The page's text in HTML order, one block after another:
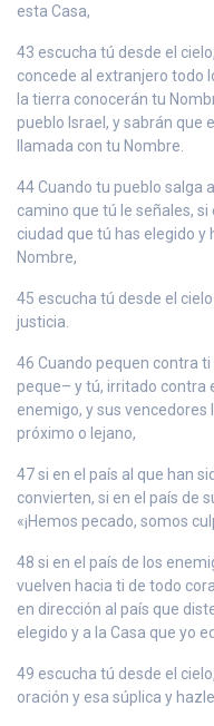
esta Casa,
43 escucha tú desde el
concede al extranjero todo
la tierra conocerán tu
pueblo Israel, y sabrán que
llamada con tu Nombre.
44 Cuando tu pueblo salga
camino que tú le señales,
ciudad que tú has elegido y
Nombre,
45 escucha tú desde el
justicia.
46 Cuando pequen contra
peque– y tú, irritado contra
enemigo, y sus vencedores
próximo o lejano,
47 si en el país al que han
convierten, si en el país de
«¡Hemos pecado, somos
48 si en el país de los
vuelven hacia ti de todo
en dirección al país que
elegido y a la Casa que yo
49 escucha tú desde el
oración y esa súplica y